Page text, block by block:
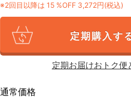
※2回目以降は 15 %OFF 3,272円(税込)
定期購入す
定期お届けおトク便
通常価格